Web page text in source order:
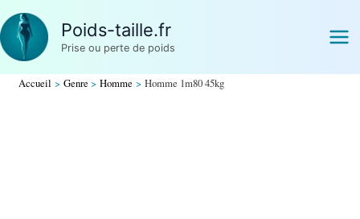
Aller
au
contenu
Poids-taille.fr
Prise ou perte de poids
Accueil Genre Homme Homme 1m80 45kg